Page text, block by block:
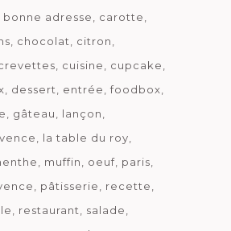
bonne adresse
carotte
chocolat
citron
cuisine
cupcake
dessert entrée
foodbox
gâteau
lançon
la table du roy
muffin oeuf paris
pâtisserie
recette
restaurant
salade